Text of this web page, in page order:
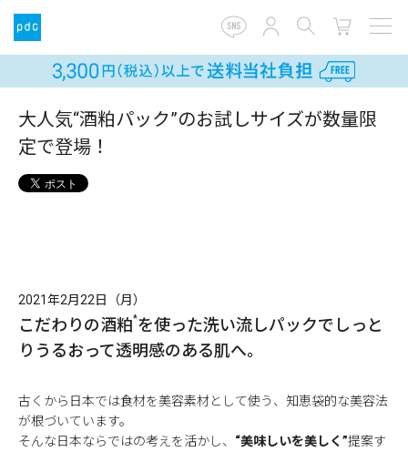
大人気“酒粕パック”のお試しサイズが数量限
定で登場！
2021年2月22日（月）
こだわりの酒粕*を使った洗い流しパックで しっと
りうるおって透明感のある肌へ。
古くから日本では食材を美容素材として使う、知恵袋的な美容法
が根づいています。
そんな日本ならではの考えを活かし、 “美味しいを美しく”提案す